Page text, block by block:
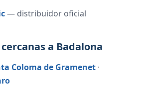
— distribuidor oficial
a Badalona
Coloma de Gramenet ·